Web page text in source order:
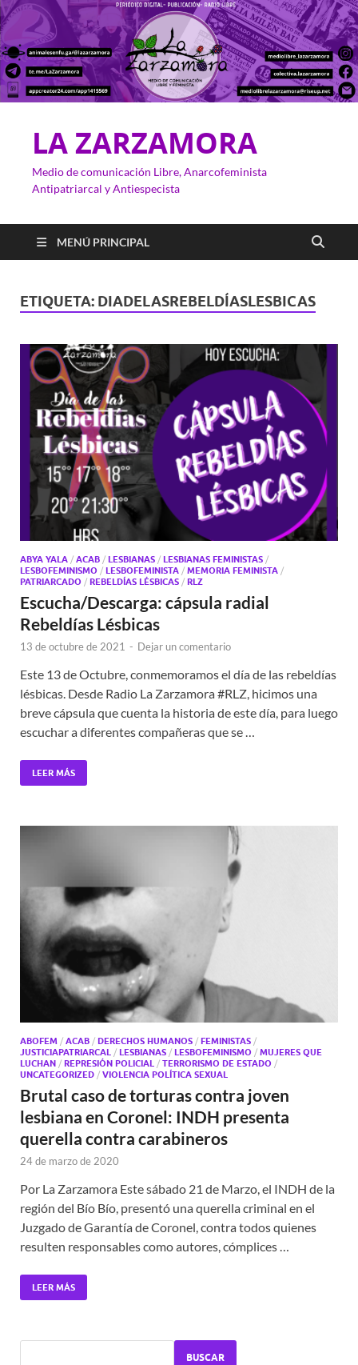
LA ZARZAMORA
Medio de comunicación Libre, Anarcofeminista
Antipatriarcal y Antiespecista
MENÚ PRINCIPAL
ETIQUETA: DIADELASREBELDÍASLESBICAS
ABYA YALA / ACAB / LESBIANAS / LESBIANAS FEMINISTAS /
LESBOFEMINISMO / LESBOFEMINISTA / MEMORIA FEMINISTA /
PATRIARCADO / REBELDÍAS LÉSBICAS / RLZ
Escucha/Descarga: cápsula radial
Rebeldías Lésbicas
13 de octubre de 2021 - Dejar un comentario
Este 13 de Octubre, conmemoramos el día de las rebeldías
lésbicas. Desde Radio La Zarzamora #RLZ, hicimos una
breve cápsula que cuenta la historia de este día, para luego
escuchar a diferentes compañeras que se …
LEER MÁS
ABOFEM / ACAB / DERECHOS HUMANOS / FEMINISTAS /
JUSTICIAPATRIARCAL / LESBIANAS / LESBOFEMINISMO / MUJERES QUE
LUCHAN / REPRESIÓN POLICIAL / TERRORISMO DE ESTADO /
UNCATEGORIZED / VIOLENCIA POLÍTICA SEXUAL
Brutal caso de torturas contra joven
lesbiana en Coronel: INDH presenta
querella contra carabineros
24 de marzo de 2020
Por La Zarzamora Este sábado 21 de Marzo, el INDH de la
región del Bío Bío, presentó una querella criminal en el
Juzgado de Garantía de Coronel, contra todos quienes
resulten responsables como autores, cómplices …
LEER MÁS
BUSCAR